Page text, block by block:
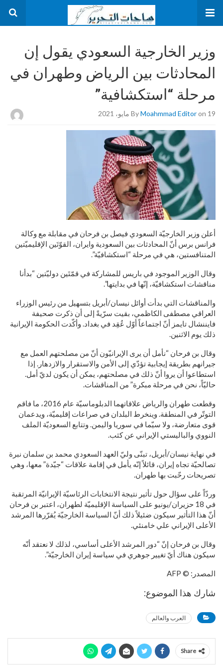
وزير الخارجية السعودي يقول إن
المحادثات بين الرياض وطهران في
مرحلة “استكشافية”
ByMoahmmad Editoron 19 مايو، 2021
أعلن وزير الخارجيّة السعودي فيصل بن فرحان في مقابلة مع وكالة
فرانس برس أنّ المحادثات بين السعودية وايران، القوّتَين الإقليميّتين
المتنافستين، هي في مرحلة “استكشافيّة”.
وقال الوزير الموجود في باريس للمشاركة في قمّتَين دوليّتين “بدأنا
مناقشات استكشافيّة، إنّها في بدايتها”.
والمناقشات التي بدأت أوائل نيسان/أبريل بتسهيل من رئيس الوزراء
العراقي مصطفى الكاظمي، بقيت سرّيةً إلى أن ذكرت صحيفة
فايننشال تايمز أنّ اجتماعاً أوّل عُقِد في بغداد. وأكّدت الحكومة الإيرانية
ذلك يوم الاثنين.
وقال بن فرحان “نأمل أن يرى الإيرانيّون أنّ من مصلحتهم العمل مع
جيرانهم بطريقة إيجابية تؤدّي إلى الأمن والاستقرار والازدهار. إذا
استطاعوا أن يروا أنّ ذلك في مصلحتهم، يمكن أن يكون لديّ أمل.
حاليّاً، نحن في مرحلة مبكرة” من المناقشات.
وقطعت طهران والرياض علاقاتهما الدبلوماسيّة عام 2016، ما فاقم
التوتّر في المنطقة. وينخرط البلدان في صراعات إقليميّة، ويدعمان
قوى متعارضة، ولا سيّما في سوريا واليمن. وتتابع السعوديّة الملف
النووي والباليستي الإيراني عن كثب.
في نهاية نيسان/أبريل، تبنّى وليّ العهد السعودي محمد بن سلمان نبرة
تصالحيّة تجاه إيران، قائلاً إنّه يأمل في إقامة علاقات “جيّدة” معها، وهي
تصريحات رحّبت بها طهران.
وردّاً على سؤال حول تأثير نتيجة الانتخابات الرئاسيّة الإيرانيّة المرتقبة
في 18 حزيران/يونيو على السياسة الإقليميّة لطهران، اعتبر بن فرحان
أنّ هذا التأثير سيكون ضئيلاً ذلك أنّ السياسة الخارجيّة يُقرّرها المرشد
الأعلى الإيراني علي خامنئي.
وقال بن فرحان إنّ “دور المرشد الأعلى أساسي، لذلك لا نعتقد أنّه
سيكون هناك أيّ تغيير جوهري في سياسة إيران الخارجيّة”.
المصدر: © AFP
شارك هذا الموضوع:
العرب والعالم
Share